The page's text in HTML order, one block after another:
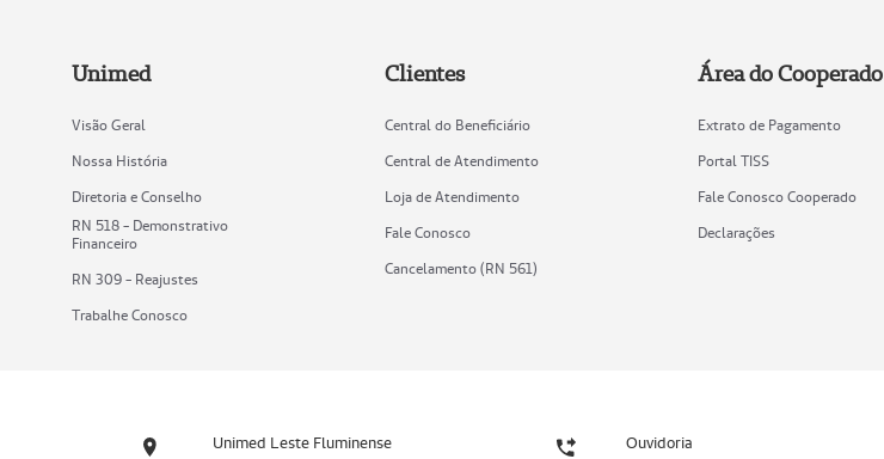
Unimed
Visão Geral
Nossa História
Diretoria e Conselho
RN 518 - Demonstrativo
Financeiro
RN 309 - Reajustes
Trabalhe Conosco
Clientes
Central do Beneficiário
Central de Atendimento
Loja de Atendimento
Fale Conosco
Cancelamento (RN 561)
Área do Cooperado
Extrato de Pagamento
Portal TISS
Fale Conosco Cooperado
Declarações
Unimed Leste Fluminense Ouvidoria